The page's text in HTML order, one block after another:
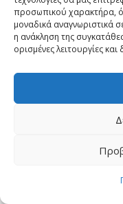
προσωπικού χαρακτήρα,
μοναδικά αναγνωριστικά
η ανάκληση της
ορισμένες λειτουργίες και